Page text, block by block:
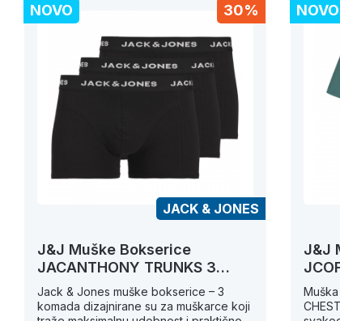
30%
NOVO
JACK & JONES
J&J Muške Bokserice
JACANTHONY TRUNKS 3
PACK BLACK
Jack & Jones muške bokserice – 3
komada dizajnirane su za muškarce koji
NOVO
J&J